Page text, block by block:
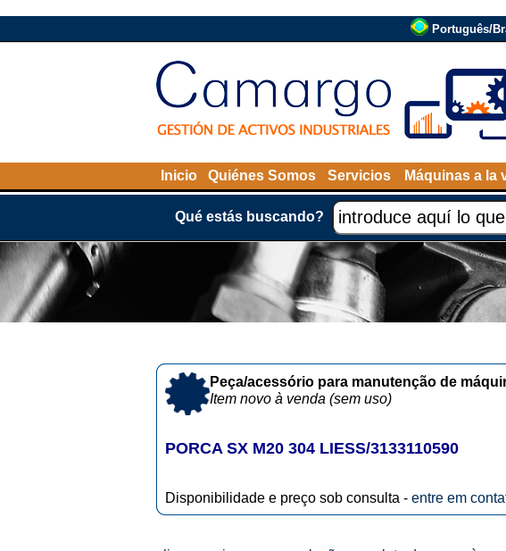
Português/
Inicio Quiénes Somos Servicios Máquinas a la
Qué estás buscando?
Peça/acessório para manutenção de
Item novo à venda (sem uso)
PORCA SX M20 304 LIESS/3133110590
Disponibilidade e preço sob consulta - entre em